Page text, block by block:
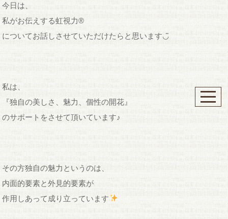
今日は、
私がお伝えする虹視力®︎
についてお話しさせていただけたらと思います◡̈
私は、
『独自の美しさ、魅力、個性の開花』
のサポートをさせて頂いています♪
その方独自の魅力というのは、
内面的要素と外見的要素が
作用しあって成り立っています